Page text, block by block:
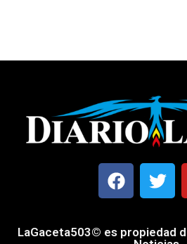
LaGaceta503© es propiedad